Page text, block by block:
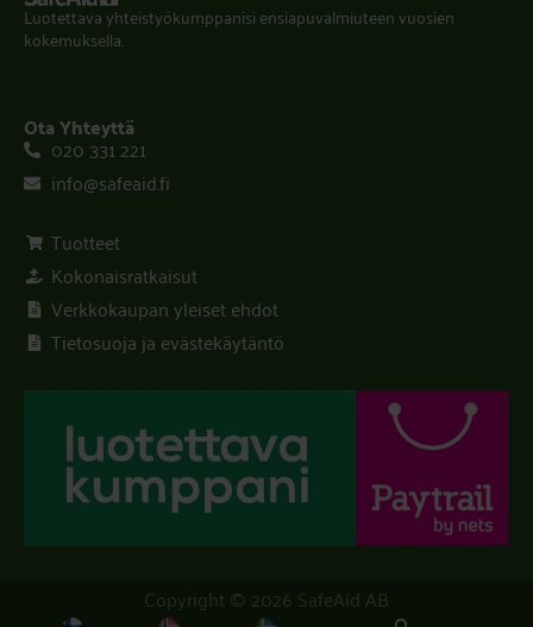
Luotettava yhteistyökumppanisi ensiapuvalmiuteen vuosien
kokemuksella.
Ota Yhteyttä
020 331 221
info@safeaid.fi
Tuotteet
Kokonaisratkaisut
Verkkokaupan yleiset ehdot
Tietosuoja ja evästekäytäntö
Copyright © 2026 SafeAid AB